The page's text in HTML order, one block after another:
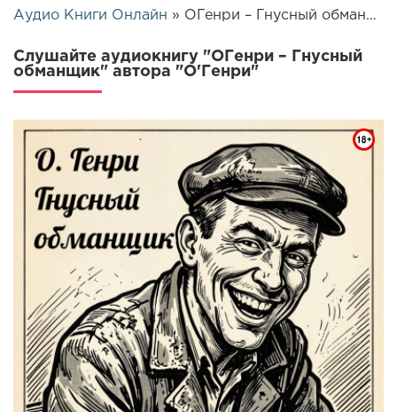
Аудио Книги Онлайн » ОГенри – Гнусный обманщик | 26331
Слушайте аудиокнигу "ОГенри – Гнусный
обманщик" автора "О'Генри"